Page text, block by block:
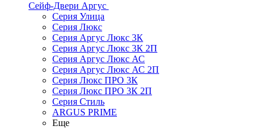
Сейф-Двери Аргус
Серия Улица
Серия Люкс
Серия Аргус Люкс 3К
Серия Аргус Люкс 3К 2П
Серия Аргус Люкс АС
Серия Аргус Люкс АС 2П
Серия Люкс ПРО 3К
Серия Люкс ПРО 3К 2П
Серия Стиль
ARGUS PRIME
Еще